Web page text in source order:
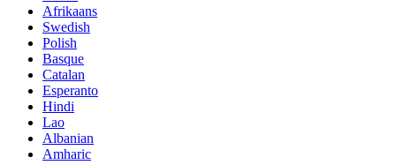
Afrikaans
Swedish
Polish
Basque
Catalan
Esperanto
Hindi
Lao
Albanian
Amharic